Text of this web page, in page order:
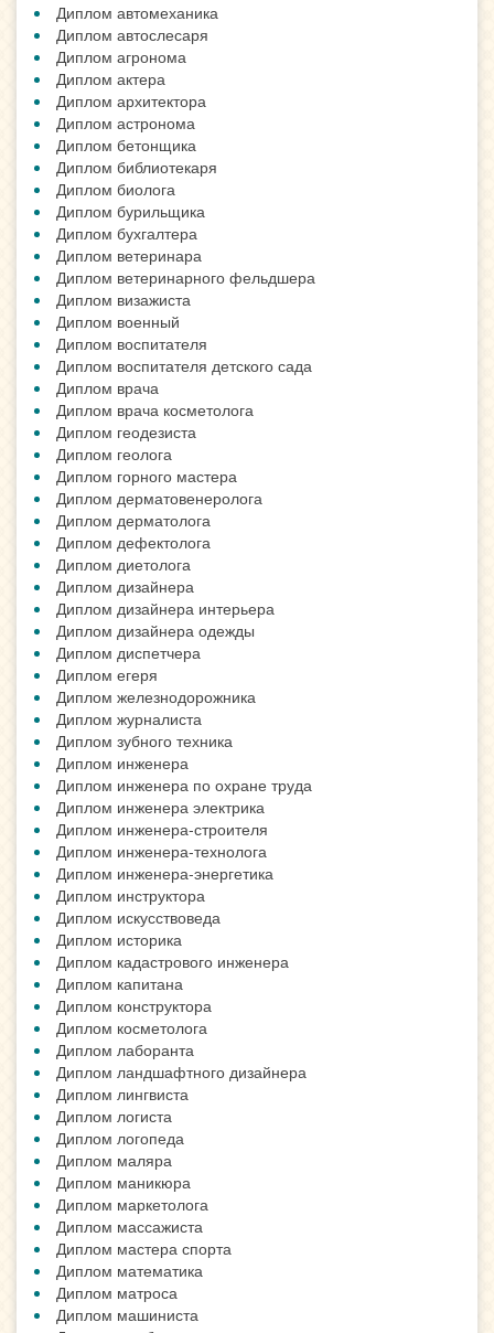
Диплом автомеханика
Диплом автослесаря
Диплом агронома
Диплом актера
Диплом архитектора
Диплом астронома
Диплом бетонщика
Диплом библиотекаря
Диплом биолога
Диплом бурильщика
Диплом бухгалтера
Диплом ветеринара
Диплом ветеринарного фельдшера
Диплом визажиста
Диплом военный
Диплом воспитателя
Диплом воспитателя детского сада
Диплом врача
Диплом врача косметолога
Диплом геодезиста
Диплом геолога
Диплом горного мастера
Диплом дерматовенеролога
Диплом дерматолога
Диплом дефектолога
Диплом диетолога
Диплом дизайнера
Диплом дизайнера интерьера
Диплом дизайнера одежды
Диплом диспетчера
Диплом егеря
Диплом железнодорожника
Диплом журналиста
Диплом зубного техника
Диплом инженера
Диплом инженера по охране труда
Диплом инженера электрика
Диплом инженера-строителя
Диплом инженера-технолога
Диплом инженера-энергетика
Диплом инструктора
Диплом искусствоведа
Диплом историка
Диплом кадастрового инженера
Диплом капитана
Диплом конструктора
Диплом косметолога
Диплом лаборанта
Диплом ландшафтного дизайнера
Диплом лингвиста
Диплом логиста
Диплом логопеда
Диплом маляра
Диплом маникюра
Диплом маркетолога
Диплом массажиста
Диплом мастера спорта
Диплом математика
Диплом матроса
Диплом машиниста